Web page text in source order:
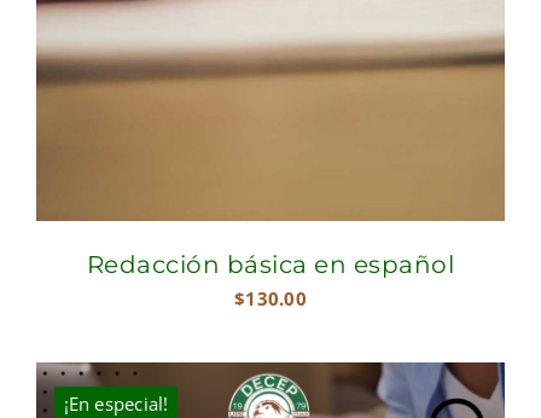
Redacción básica en español
$130.00
¡En especial!